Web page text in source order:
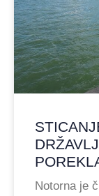
Notorna je